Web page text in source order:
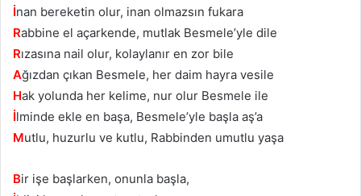
İnan bereketin olur, inan olmazsın fukara
Rabbine el açarkende, mutlak Besmele’yle dile
Rızasına nail olur, kolaylanır en zor bile
Ağızdan çıkan Besmele, her daim hayra vesile
Hak yolunda her kelime, nur olur Besmele ile
İlminde ekle en başa, Besmele’yle başla aş’a
Mutlu, huzurlu ve kutlu, Rabbinden umutlu yaşa
Bir işe başlarken, onunla başla,